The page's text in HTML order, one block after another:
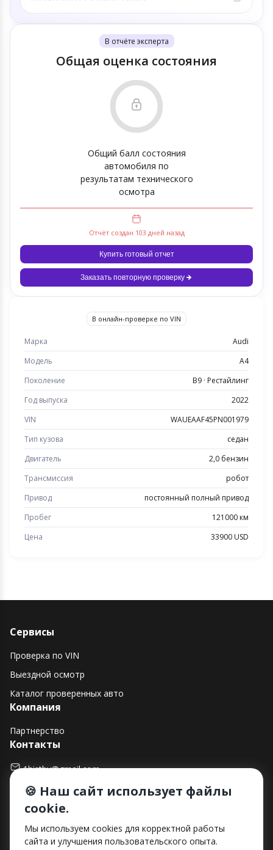
В отчёте эксперта
Общая оценка состояния
Общий балл состояния
автомобиля по
результатам технического
осмотра
Отчёт создан 103 дней назад
Купить готовый отчет
Заказать повторную проверку
В онлайн-проверке по VIN
Марка
Audi
Модель
A4
Поколение
B9 · Рестайлинг
Год выпуска
2022
VIN
WAUEAAF45PN001979
Тип кузова
седан
Двигатель
2,0 бензин
Трансмиссия
робот
Привод
постоянный полный привод
Пробег
121000 км
Цена
33900 USD
Сервисы
Проверка по VIN
Выездной осмотр
Каталог проверенных авто
Компания
Партнерство
Контакты
1histby@gmail.com
+375 (29) 182-90-00
г. Минск, ул. Макаенка, д. 12Е, пом. 282
Способы оплаты
🍪 Наш сайт использует файлы
cookie.
Мы используем cookies для корректной работы
сайта и улучшения пользовательского опыта.